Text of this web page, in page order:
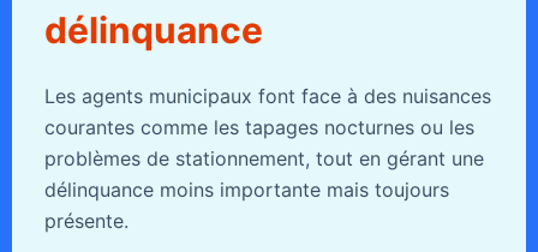
délinquance
Les agents municipaux font face à des nuisances
courantes comme les tapages nocturnes ou les
problèmes de stationnement, tout en gérant une
délinquance moins importante mais toujours
présente.